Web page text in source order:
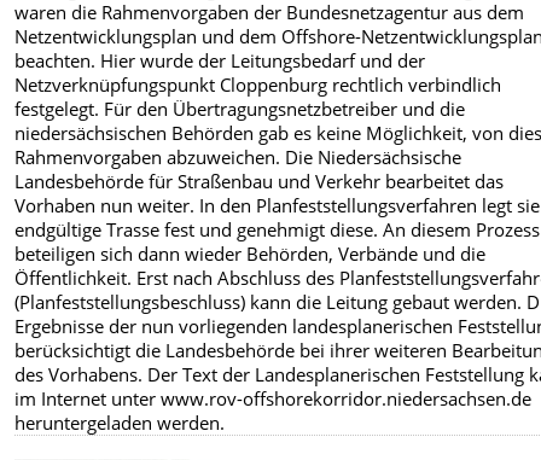
waren die Rahmenvorgaben der Bundesnetzagentur aus dem
Netzentwicklungsplan und dem Offshore-
beachten. Hier wurde der Leitungsbedarf und der
Netzverknüpfungspunkt Cloppenburg rechtlich verbindlich
festgelegt. Für den Übertragungsnetzbetreiber und die
niedersächsischen Behörden gab es keine Möglichkeit, von
Rahmenvorgaben abzuweichen. Die Niedersächsische
Landesbehörde für Straßenbau und Verkehr bearbeitet das
Vorhaben nun weiter. In den Planfeststellungsverfahren legt
endgültige Trasse fest und genehmigt diese. An diesem Prozess
beteiligen sich dann wieder Behörden, Verbände und die
Öffentlichkeit. Erst nach Abschluss des
(Planfeststellungsbeschluss) kann die Leitung gebaut werden.
Ergebnisse der nun vorliegenden landesplanerischen
berücksichtigt die Landesbehörde bei ihrer weiteren
des Vorhabens. Der Text der Landesplanerischen Feststellung
im Internet unter www.rov-offshorekorridor.niedersachsen.de
heruntergeladen werden.